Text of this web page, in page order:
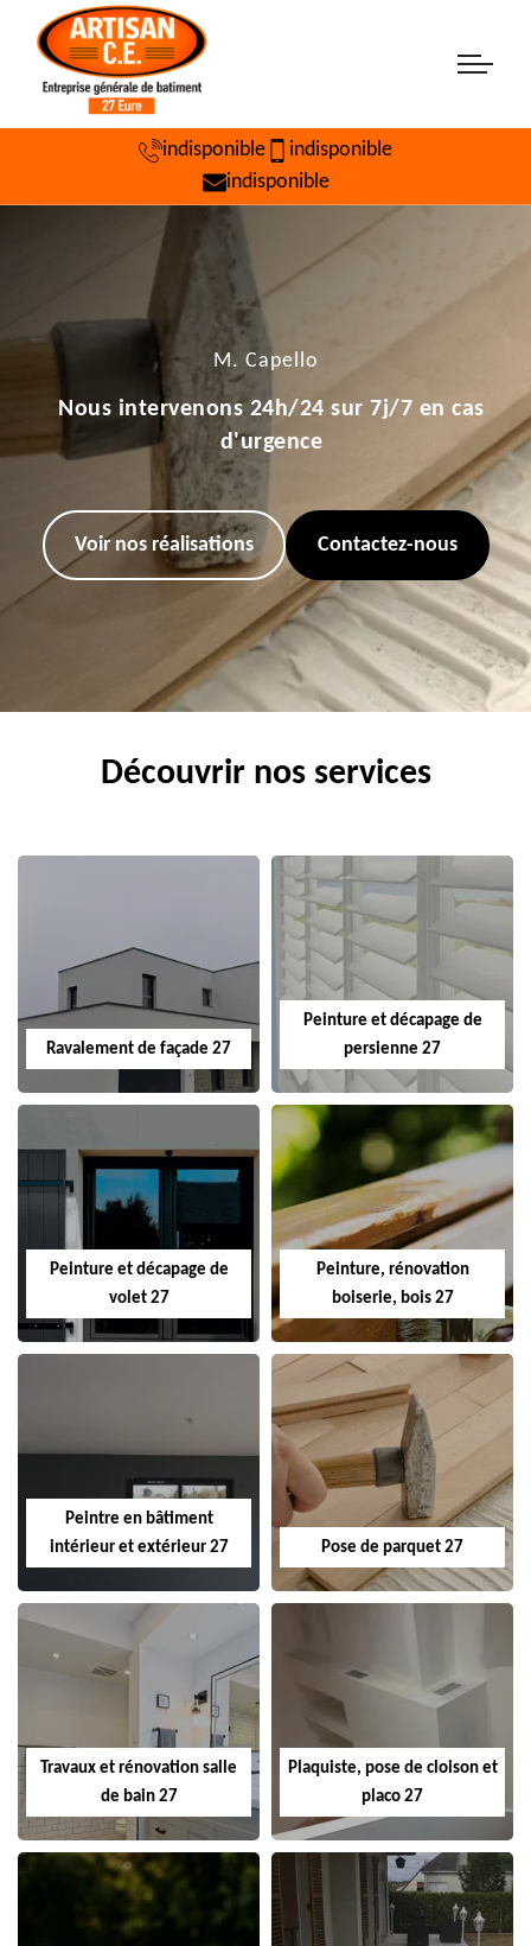
indisponible
indisponible
indisponible
M. Capello
Nous intervenons 24h/24 sur 7j/7 en cas
d'urgence
Voir nos réalisations Contactez-nous
Découvrir nos services
Ravalement de façade 27
Peinture et décapage de
persienne 27
Peinture et décapage de
volet 27
Peinture, rénovation
boiserie, bois 27
Peintre en bâtiment
intérieur et extérieur 27
Pose de parquet 27
Travaux et rénovation salle
de bain 27
Plaquiste, pose de cloison et
placo 27